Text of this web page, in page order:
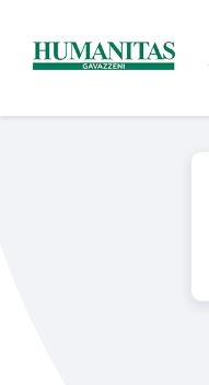
content